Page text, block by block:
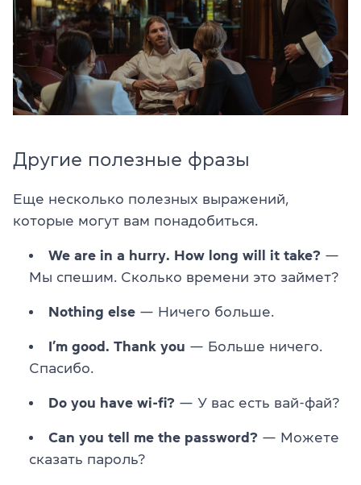
Другие полезные фразы
Еще несколько полезных выражений,
которые могут вам понадобиться.
We are in a hurry. How long will it take? —
Мы спешим. Сколько времени это займет?
Nothing else — Ничего больше.
I’m good. Thank you — Больше ничего.
Спасибо.
Do you have wi-fi? — У вас есть вай-фай?
Can you tell me the password? — Можете
сказать пароль?